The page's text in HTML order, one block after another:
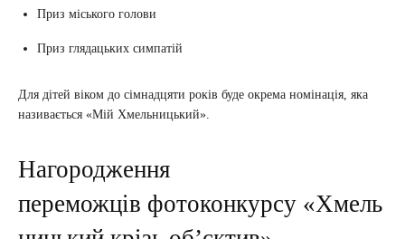
Приз міського голови
Приз глядацьких симпатій
Для дітей віком до сімнадцяти років буде окрема номінація, яка
називається «Мій Хмельницький».
Нагородження
переможців фотоконкурсу «Хмель